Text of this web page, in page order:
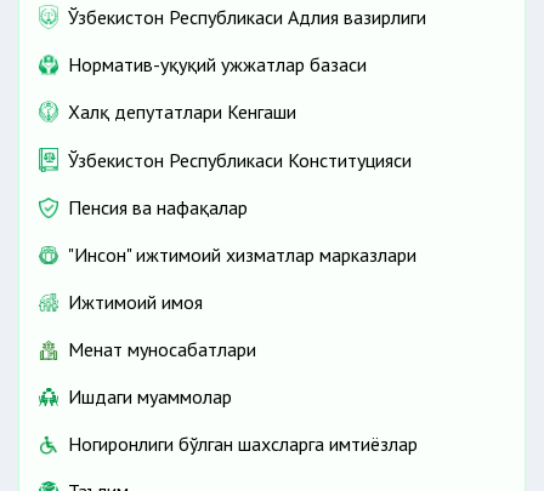
Ўзбекистон Республикаси Адлия вазирлиги
Норматив-ҳуқуқий ҳужжатлар базаси
Халқ депутатлари Кенгаши
Ўзбекистон Республикаси Конституцияси
Пенсия ва нафақалар
"Инсон" ижтимоий хизматлар марказлари
Ижтимоий ҳимоя
Меҳнат муносабатлари
Ишдаги муаммолар
Ногиронлиги бўлган шахсларга имтиёзлар